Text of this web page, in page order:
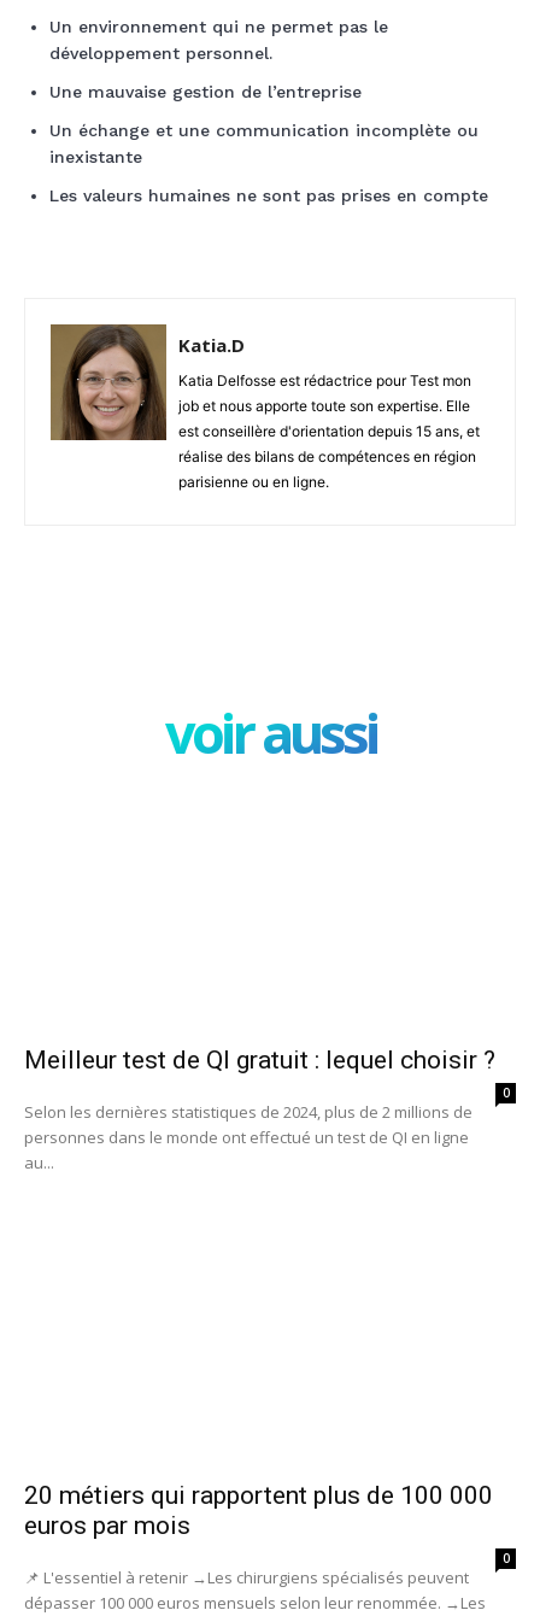
Un environnement qui ne permet pas le
développement personnel.
Une mauvaise gestion de l’entreprise
Un échange et une communication incomplète ou
inexistante
Les valeurs humaines ne sont pas prises en compte
Katia.D
Katia Delfosse est rédactrice pour Test mon
job et nous apporte toute son expertise. Elle
est conseillère d'orientation depuis 15 ans, et
réalise des bilans de compétences en région
parisienne ou en ligne.
voir aussi
Meilleur test de QI gratuit : lequel choisir ?
0
Selon les dernières statistiques de 2024, plus de 2 millions de
personnes dans le monde ont effectué un test de QI en ligne
au...
20 métiers qui rapportent plus de 100 000
euros par mois
0
📌 L'essentiel à retenir →Les chirurgiens spécialisés peuvent
dépasser 100 000 euros mensuels selon leur renommée. →Les